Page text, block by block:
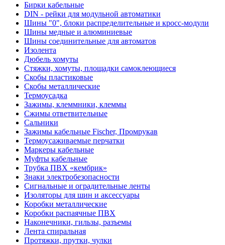
Бирки кабельные
DIN - рейки для модульной автоматики
Шины "0", блоки распределительные и кросс-модули
Шины медные и алюминиевые
Шины соединительные для автоматов
Изолента
Дюбель хомуты
Стяжки, хомуты, площадки самоклеющиеся
Скобы пластиковые
Скобы металлические
Термоусадка
Зажимы, клеммники, клеммы
Сжимы ответвительные
Сальники
Зажимы кабельные Fischer, Промрукав
Термоусаживаемые перчатки
Маркеры кабельные
Муфты кабельные
Трубка ПВХ «кембрик»
Знаки электробезопасности
Сигнальные и оградительные ленты
Изоляторы для шин и аксессуары
Коробки металлические
Коробки распаячные ПВХ
Наконечники, гильзы, разъемы
Лента спиральная
Протяжки, прутки, чулки